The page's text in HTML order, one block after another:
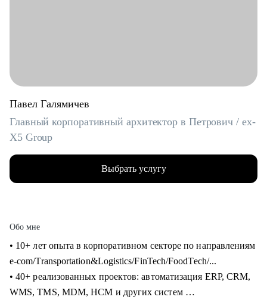
Павел Галямичев
Главный корпоративный архитектор в Петрович / ex-
X5 Group
Выбрать услугу
Обо мне
• 10+ лет опыта в корпоративном секторе по направлениям
e-com/Transportation&Logistics/FinTech/FoodTech/...
• 40+ реализованных проектов: автоматизация ERP, CRM,
WMS, TMS, MDM, HCM и других систем